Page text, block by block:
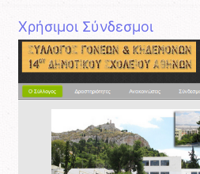
Χρήσιμοι Σύνδεσμοι